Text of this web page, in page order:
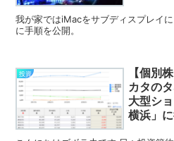
我が家ではiMacをサブディスプレイ
に手順を公開。
投資
【個別
カタの
大型シ
横浜」